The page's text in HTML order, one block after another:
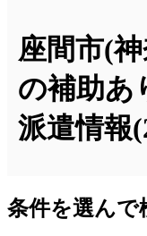
座間市(
の補助あ
派遣情報
条件を選んで